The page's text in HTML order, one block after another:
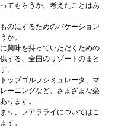
てもらうか、考えたことはあ
のにするためのバケーション
か。
興味を持っていただくための
する、全国のリゾートのまと
。
ップゴルフシミュレータ、マ
ーニングなど、さまざまな楽
ります。
り、フアラライについてはこ
す。